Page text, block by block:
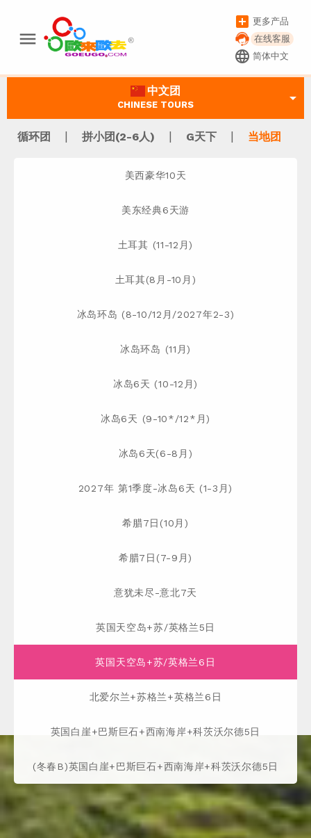
menu
add_box 更多产品
在线客服
language 简体中文
中文团
CHINESE TOURS arrow_drop_down
循环团 | 拼小团(2-6人) | G天下 | 当地团
美西豪华10天
美东经典6天游
土耳其 (11-12月)
土耳其(8月-10月)
冰岛环岛 (8-10/12月/2027年2-3)
冰岛环岛 (11月)
冰岛6天 (10-12月)
冰岛6天 (9-10*/12*月)
冰岛6天(6-8月)
2027年 第1季度-冰岛6天 (1-3月)
希腊7日(10月)
希腊7日(7-9月)
意犹未尽-意北7天
英国天空岛+苏/英格兰5日
英国天空岛+苏/英格兰6日
北爱尔兰+苏格兰+英格兰6日
英国白崖+巴斯巨石+西南海岸+科茨沃尔德5日
(冬春B)英国白崖+巴斯巨石+西南海岸+科茨沃尔德5日